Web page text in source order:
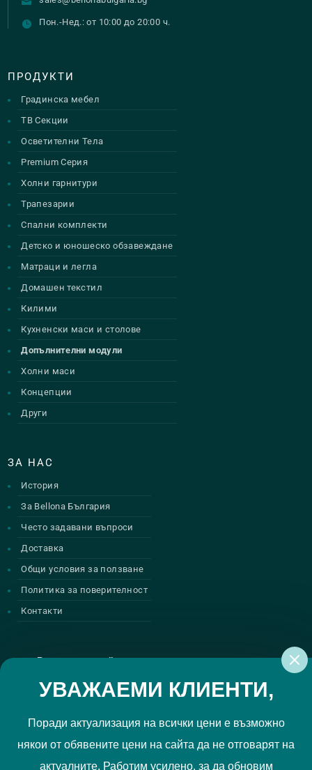
УВАЖАЕМИ КЛИЕНТИ,
Поради актуализация на всички цени е възможно
някои от обявените цени на сайта да не отговарят на
актуалните. Работим усилено, за да обновим
Пон.-Нед.: от 10:00 до 20:00 ч.
ПРОДУКТИ
Градинска мебел
ТВ Секции
Осветителни Тела
Premium Серия
Холни гарнитури
Трапезарии
Спални комплекти
Детско и юношеско обзавеждане
Матраци и легла
Домашен текстил
Килими
Кухненски маси и столове
Допълнителни модули
Холни маси
Концепции
Други
ЗА НАС
История
За Bellona България
Често задавани въпроси
Доставка
Общи условия за ползване
Политика за поверителност
Контакти
Регистрирай се за нашите атрактивни
Прочетох и приемам Политиката за поверителност